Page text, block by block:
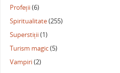
Profeții(6)
Spiritualitate(255)
Superstiții(1)
Turism magic(5)
Vampiri(2)